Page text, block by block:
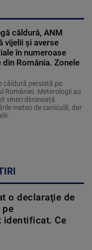
căldură, ANM
vijelii și averse
în numeroase
din România. Zonele
căldură persistă pe
României. Meterologii au
vineri dimineață
meteo de caniculă, dar
o declaraţie de
pe
identificat. Ce